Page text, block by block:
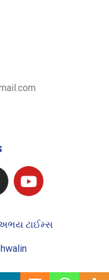
અભય ટાઈમ્સ